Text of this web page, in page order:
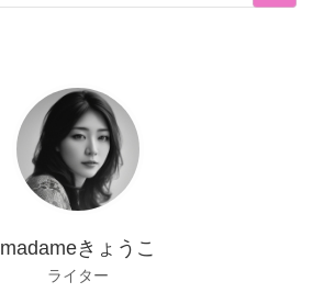
madameきょうこ
ライター